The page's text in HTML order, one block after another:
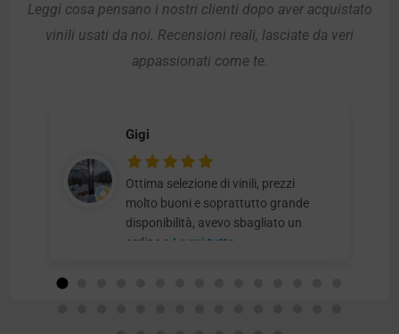
Leggi cosa pensano i nostri clienti dopo aver acquistato
vinili usati da noi. Recensioni reali, lasciate da veri
appassionati come te.
Gigi
Ottima selezione di vinili, prezzi
molto buoni e soprattutto grande
disponibilità, avevo sbagliato un
ordine e Leggi tutto